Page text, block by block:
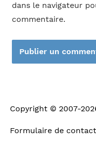
dans le navigateur
commentaire.
Copyright © 2007-
Formulaire de contact